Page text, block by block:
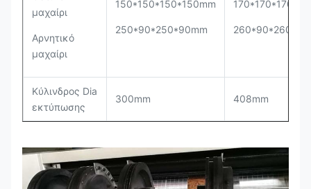
μαχαίρι
Αρνητικό
μαχαίρι
150*150*150*150mm
250*90*250*90mm
Κύλινδρος Dia
εκτύπωσης
300mm 408mm